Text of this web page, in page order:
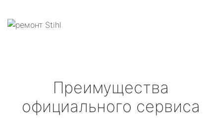
Преимущества
официального сервиса